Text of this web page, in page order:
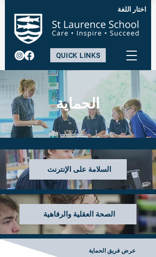
QUICK LINKS
اختار اللغة
الحماية
السلامة على الإنترنت
الصحة العقلية والرفاهية
عرض فريق الحماية